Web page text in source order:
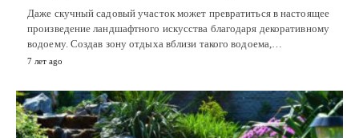
Даже скучный садовый участок может превратиться в настоящее
произведение ландшафтного искусства благодаря декоративному
водоему. Создав зону отдыха вблизи такого водоема,…
7 лет ago